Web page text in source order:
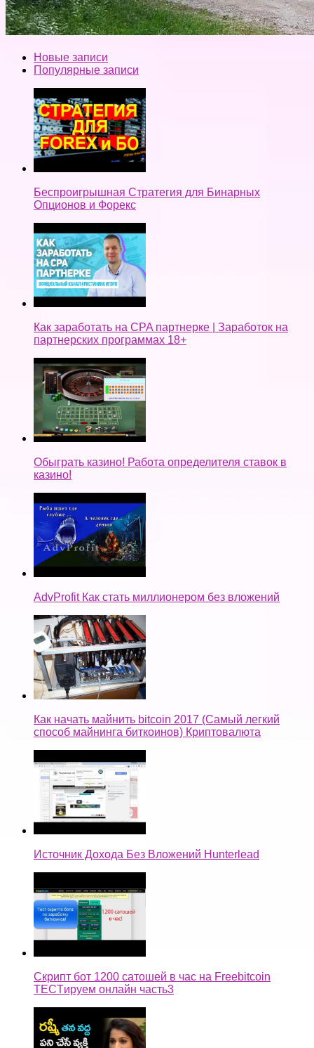
Новые записи
Популярные записи
Беспроигрышная Стратегия для Бинарных
Опционов и Форекс
Как заработать на CPA партнерке | Заработок на
партнерских программах 18+
Обыграть казино! Работа определителя ставок в
казино!
AdvProfit Как стать миллионером без вложений
Как начать майнить bitcoin 2017 (Самый легкий
способ майнинга биткоинов) Криптовалюта
Источник Дохода Без Вложений Hunterlead
Скрипт бот 1200 сатошей в час на Freebitcoin
TECTируем онлайн часть3